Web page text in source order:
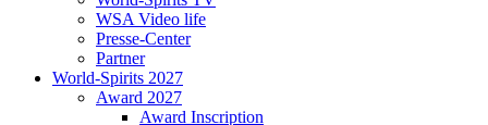
WSA Video life
Presse-Center
Partner
World-Spirits 2027
Award 2027
Award Inscription